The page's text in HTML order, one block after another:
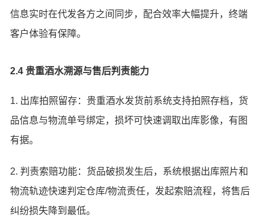
信息实时在代发各方之间同步，配合效率大幅提升，终端
客户体验有保障。
2.4 贵重酒水溯源与售后判责能力
1. 出库拍照留存：贵重酒水发货前系统支持拍照存档，货
品信息与物流单号绑定，损坏可快速调取出库影像，有图
有据。
2. 判责索赔功能：货品破损发生后，系统根据出库照片和
物流轨迹快速判定仓库/物流责任，发起索赔流程，将售后
纠纷损失降到最低。